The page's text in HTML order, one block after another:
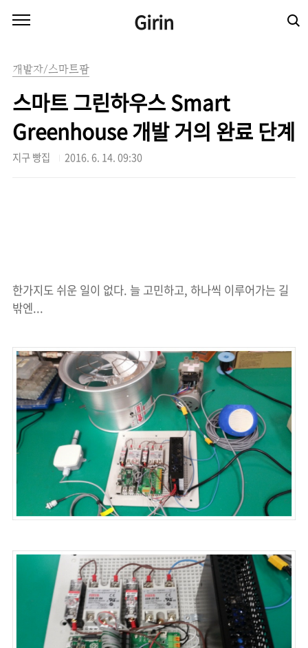
Girin
개발자/스마트팜
스마트 그린하우스 Smart
Greenhouse 개발 거의 완료 단계
지구 빵집 2016. 6. 14. 09:30
한가지도 쉬운 일이 없다. 늘 고민하고, 하나씩 이루어가는 길
밖엔...